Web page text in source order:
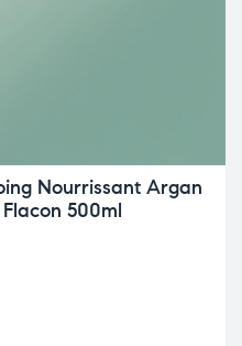
Nourrissant Argan
500ml